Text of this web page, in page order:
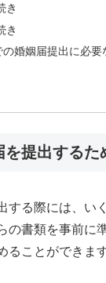
き
き
の婚姻届提出に必
を提出するた
する際には、い
の書類を事前に
ることができます